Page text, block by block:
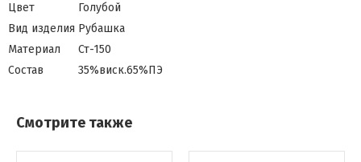
Цвет
Голубой
Вид изделия Рубашка
Материал
Ст-150
Состав
35%виск.65%ПЭ
Смотрите также